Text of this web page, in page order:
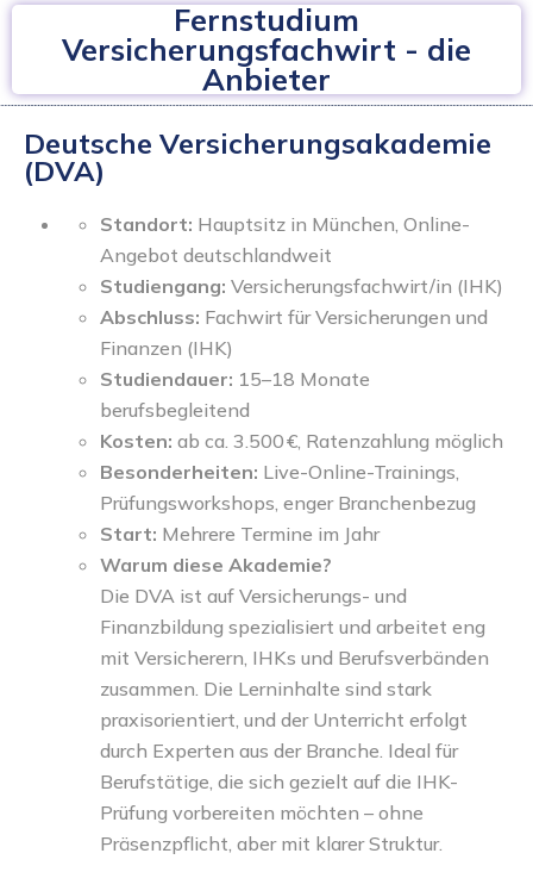
Fernstudium
Versicherungsfachwirt - die
Anbieter
Deutsche Versicherungsakademie
(DVA)
Standort: Hauptsitz in München, Online-
Angebot deutschlandweit
Studiengang: Versicherungsfachwirt/in (IHK)
Abschluss: Fachwirt für Versicherungen und
Finanzen (IHK)
Studiendauer: 15–18 Monate
berufsbegleitend
Kosten: ab ca. 3.500 €, Ratenzahlung möglich
Besonderheiten: Live-Online-Trainings,
Prüfungsworkshops, enger Branchenbezug
Start: Mehrere Termine im Jahr
Warum diese Akademie?
Die DVA ist auf Versicherungs- und
Finanzbildung spezialisiert und arbeitet eng
mit Versicherern, IHKs und Berufsverbänden
zusammen. Die Lerninhalte sind stark
praxisorientiert, und der Unterricht erfolgt
durch Experten aus der Branche. Ideal für
Berufstätige, die sich gezielt auf die IHK-
Prüfung vorbereiten möchten – ohne
Präsenzpflicht, aber mit klarer Struktur.